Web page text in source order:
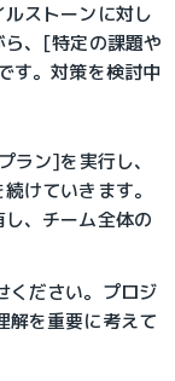
ストーンに対し
ら、[特定の課題や
す。対策を検討中
ラン]を実行し、
けていきます。
、チーム全体の
ください。プロジ
解を重要に考えて